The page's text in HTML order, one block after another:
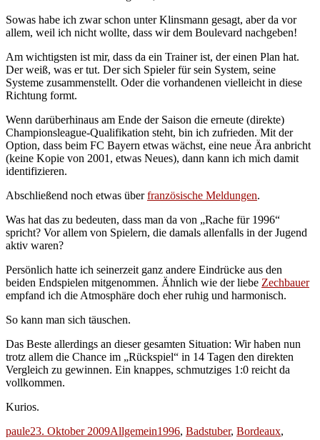
Sowas habe ich zwar schon unter Klinsmann gesagt, aber da vor
allem, weil ich nicht wollte, dass wir dem Boulevard nachgeben!
Am wichtigsten ist mir, dass da ein Trainer ist, der einen Plan hat.
Der weiß, was er tut. Der sich Spieler für sein System, seine
Systeme zusammenstellt. Oder die vorhandenen vielleicht in diese
Richtung formt.
Wenn darüberhinaus am Ende der Saison die erneute (direkte)
Championsleague-Qualifikation steht, bin ich zufrieden. Mit der
Option, dass beim FC Bayern etwas wächst, eine neue Ära anbricht
(keine Kopie von 2001, etwas Neues), dann kann ich mich damit
identifizieren.
Abschließend noch etwas überfranzösische Meldungen.
Was hat das zu bedeuten, dass man da von „Rache für 1996“
spricht? Vor allem von Spielern, die damals allenfalls in der Jugend
aktiv waren?
Persönlich hatte ich seinerzeit ganz andere Eindrücke aus den
beiden Endspielen mitgenommen. Ähnlich wie der liebe Zechbauer
empfand ich die Atmosphäre doch eher ruhig und harmonisch.
So kann man sich täuschen.
Das Beste allerdings an dieser gesamten Situation: Wir haben nun
trotz allem die Chance im „Rückspiel“ in 14 Tagen den direkten
Vergleich zu gewinnen. Ein knappes, schmutziges 1:0 reicht da
vollkommen.
Kurios.
Autor
pauleVeröffentlicht
23. Oktober 2009Kategorien
AllgemeinSchlagwörter
1996, Badstuber, Bordeaux,